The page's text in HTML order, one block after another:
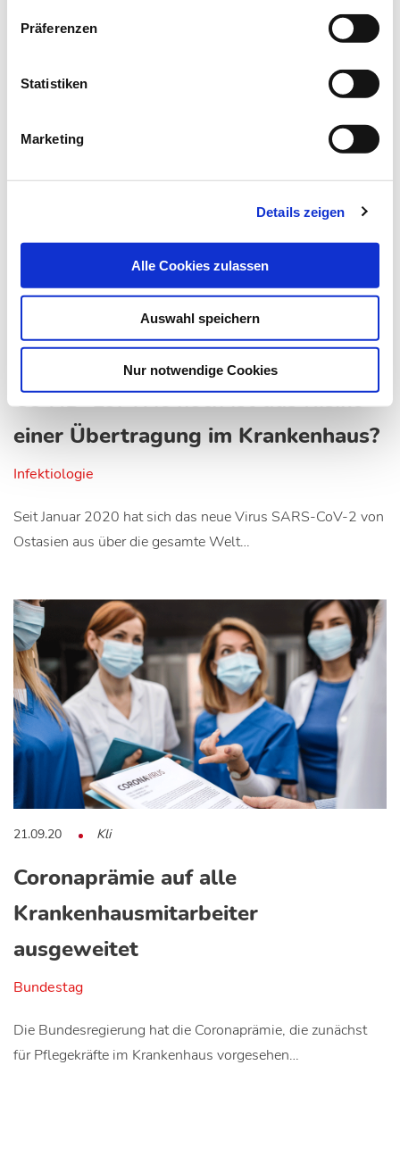
Präferenzen
Statistiken
Marketing
Details zeigen
Alle Cookies zulassen
Auswahl speichern
Nur notwendige Cookies
Der Präsident der Deutschen Krankenhausgesellschaft, Dr.
COVID-19: Wie hoch ist das Risiko
einer Übertragung im Krankenhaus?
Infektiologie
Seit Januar 2020 hat sich das neue Virus SARS-CoV-2 von
Ostasien aus über die gesamte Welt…
21.09.20 Kli
Coronaprämie auf alle
Krankenhausmitarbeiter
ausgeweitet
Bundestag
Die Bundesregierung hat die Coronaprämie, die zunächst
für Pflegekräfte im Krankenhaus vorgesehen…